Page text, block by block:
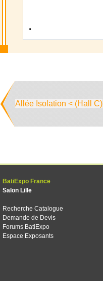
.
Allée Isolation < (Hall C)
BatiExpo France
Salon Lille
Recherche Catalogue
Demande de Devis
Forums BatiExpo
Espace Exposants